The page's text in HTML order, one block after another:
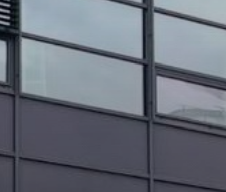
FOMB
OBRAZCI IN POSTOPKI